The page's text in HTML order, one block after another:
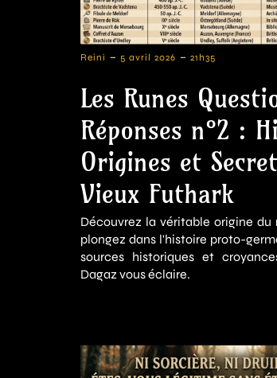
Reini - 5 avril 2026 - 21h35
Les Runes
Réponses n°2 :
Origines et
Vieux Futhark
Découvrez la véritable origine du
plongez dans l'histoire proto-
sources historiques et
Dagaz vous éclaire.